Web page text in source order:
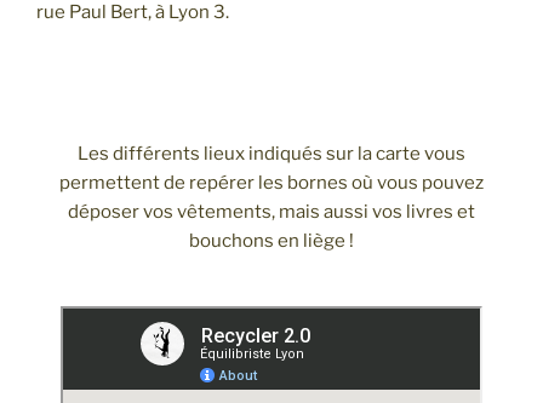
rue Paul Bert, à Lyon 3.
Les différents lieux indiqués sur la carte vous
permettent de repérer les bornes où vous pouvez
déposer vos vêtements, mais aussi vos livres et
bouchons en liège !